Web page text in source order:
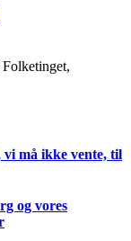
vi må ikke vente, til
og vores